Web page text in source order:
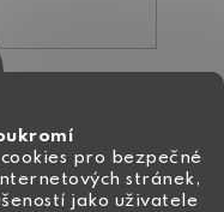
pro bezpečné
stránek,
jako uživatele